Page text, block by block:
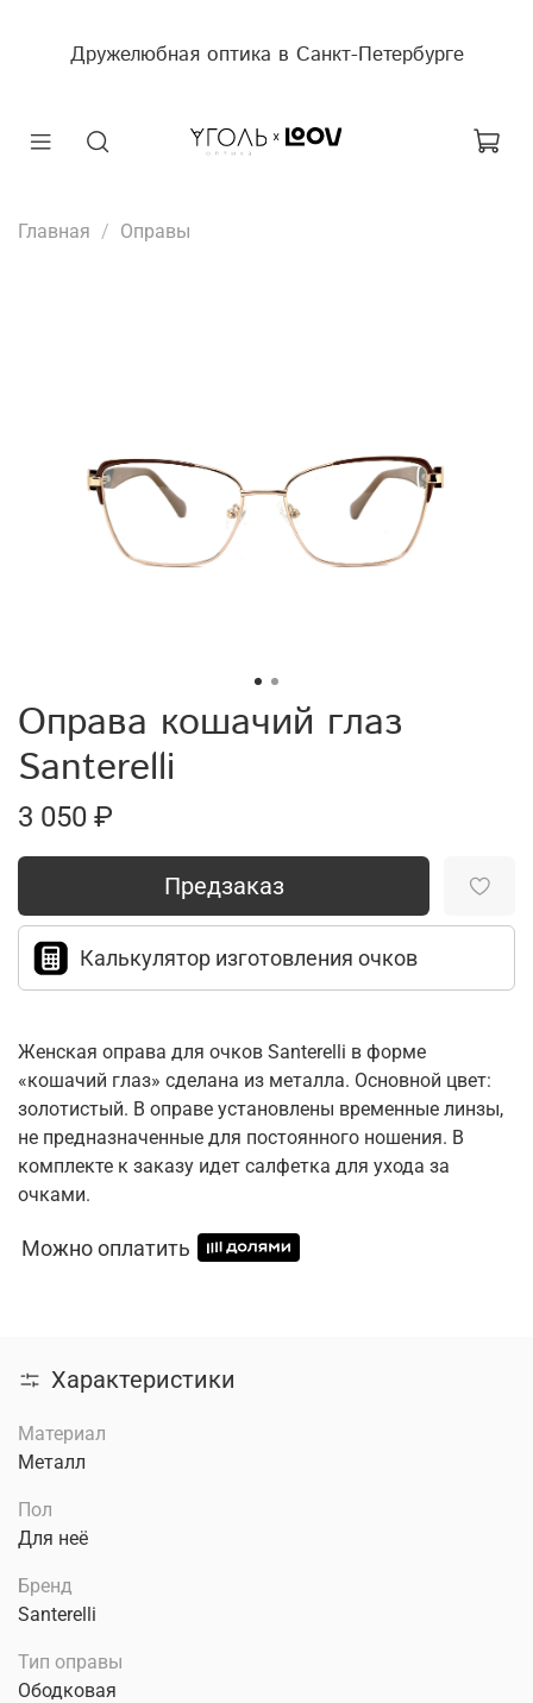
Дружелюбная оптика в Санкт-Петербурге
Главная Оправы
Оправа кошачий глаз
Santerelli
3 050 ₽
Предзаказ
Калькулятор изготовления очков
Женская оправа для очков Santerelli в форме
«кошачий глаз» сделана из металла. Основной цвет:
золотистый. В оправе установлены временные линзы,
не предназначенные для постоянного ношения. В
комплекте к заказу идет салфетка для ухода за
очками.
Можно оплатить
Характеристики
Материал
Металл
Пол
Для неё
Бренд
Santerelli
Тип оправы
Ободковая